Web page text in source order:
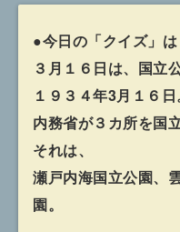
●今日の「クイズ」は
３月１６日は、国立
１９３４年3月１６日
内務省が３カ所を国
それは、
瀬戸内海国立公園、
園。